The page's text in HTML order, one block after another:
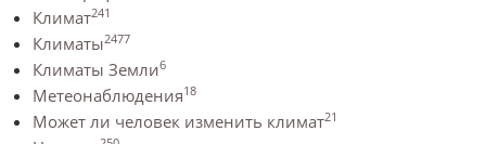
Климат241
Климаты2477
Климаты Земли6
Метеонаблюдения18
Может ли человек изменить климат21